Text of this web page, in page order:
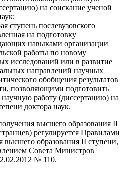
на соискание ученой
ступень послевузовского
на подготовку
навыками организации
работы по новому
исследований или в развитие
направлений научных
обобщения результатов
позволяющими подготовить
работу (диссертацию) на
доктора наук.
высшего образования II
регулируется Правилами
высшего образования II ступени,
Совета Министров
№ 110.